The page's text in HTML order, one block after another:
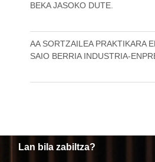
BEKA JASOKO DUTE.
AA SORTZAILEA PRAKTIKARA
SAIO BERRIA INDUSTRIA-
Lan bila zabiltza?